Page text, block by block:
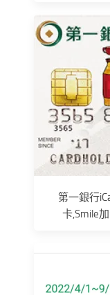
第一銀行
卡,Smile